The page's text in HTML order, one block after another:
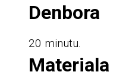
Denbora
20 minutu.
Materiala